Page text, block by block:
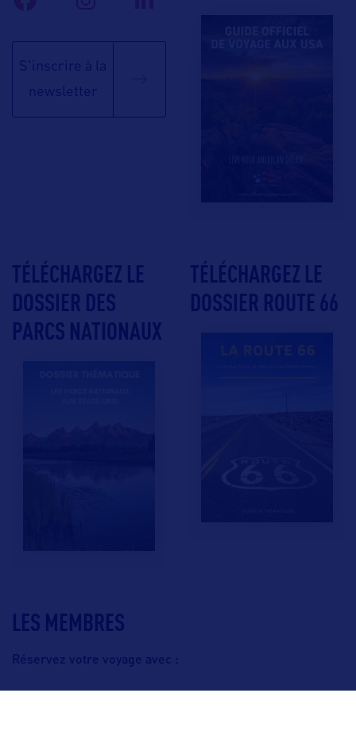
LES MEMBRES
Réservez votre voyage avec :
S'inscrire à la
newsletter
TÉLÉCHARGEZ LE
DOSSIER DES
PARCS NATIONAUX
TÉLÉCHARGEZ LE
DOSSIER ROUTE 66